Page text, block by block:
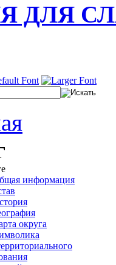
ДЛЯ
информация
округа